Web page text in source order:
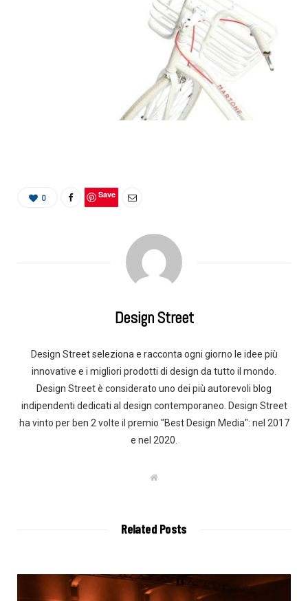
0 Save
Design Street
Design Street seleziona e racconta ogni giorno le idee più
innovative e i migliori prodotti di design da tutto il mondo.
Design Street è considerato uno dei più autorevoli blog
indipendenti dedicati al design contemporaneo. Design Street
ha vinto per ben 2 volte il premio "Best Design Media": nel 2017
e nel 2020.
W
Related Posts